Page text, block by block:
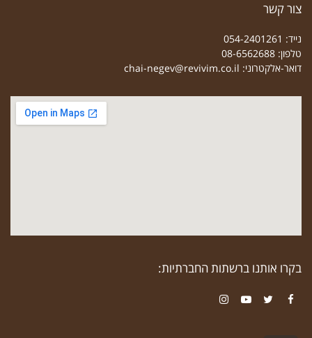
צור קשר
נייד: 054-2401261
טלפון: 08-6562688
דואר-אלקטרוני: chai-negev@revivim.co.il
בקרו אותנו ברשתות החברתיות: